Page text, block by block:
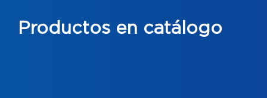
Productos en catálogo